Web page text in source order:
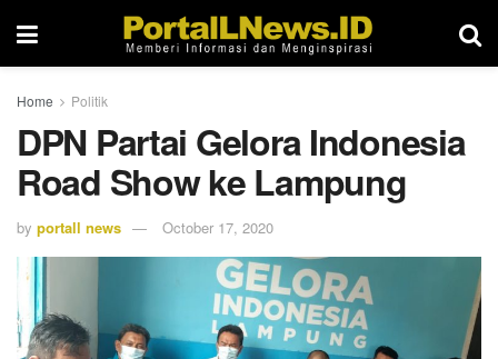
Home Politik
DPN Partai Gelora Indonesia
Road Show ke Lampung
by portall news October 17, 2020